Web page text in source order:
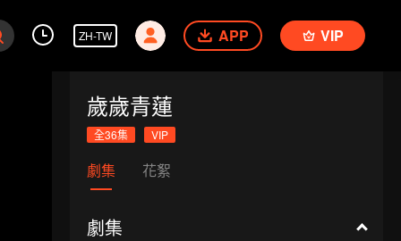
ZH-TW APP VIP
歲歲青蓮
全36集 VIP
劇集 花絮
劇集